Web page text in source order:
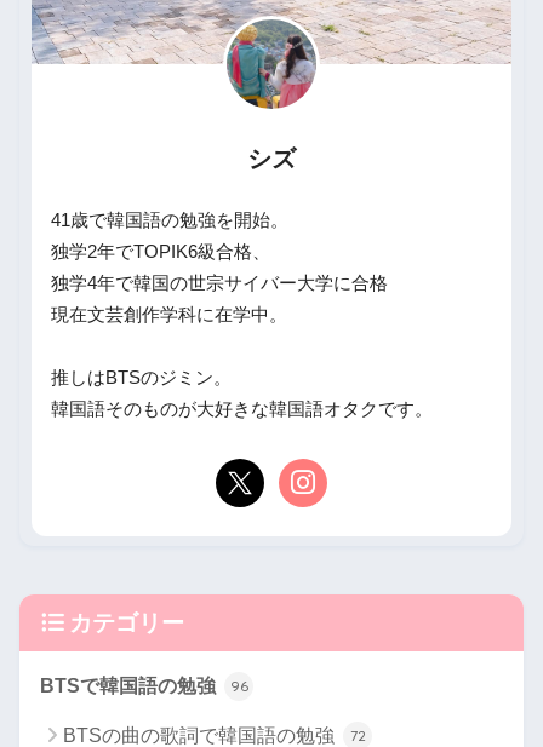
シズ
41歳で韓国語の勉強を開始。
独学2年でTOPIK6級合格、
独学4年で韓国の世宗サイバー大学に合格
現在文芸創作学科に在学中。
推しはBTSのジミン。
韓国語そのものが大好きな韓国語オタクです。
カテゴリー
BTSで韓国語の勉強 96
BTSの曲の歌詞で韓国語の勉強 72